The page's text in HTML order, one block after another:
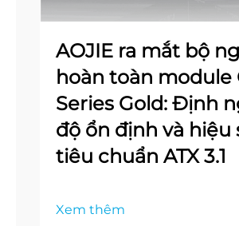
AOJIE ra mắt bộ
hoàn toàn module
Series Gold: Định
độ ổn định và hiệu
tiêu chuẩn ATX 3.1
Xem thêm